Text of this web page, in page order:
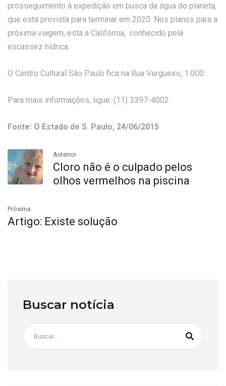
prosseguimento à expedição em busca da água do planeta,
que está prevista para terminar em 2020. Nos planos para a
próxima viagem, está a Califórnia, conhecido pela
escassez hídrica.
O Centro Cultural São Paulo fica na Rua Vergueiro, 1.000.
Para mais informações, ligue: (11) 3397-4002.
Fonte: O Estado de S. Paulo, 24/06/2015
Anterior
Cloro não é o culpado pelos
olhos vermelhos na piscina
Próxima
Artigo: Existe solução
Buscar notícia